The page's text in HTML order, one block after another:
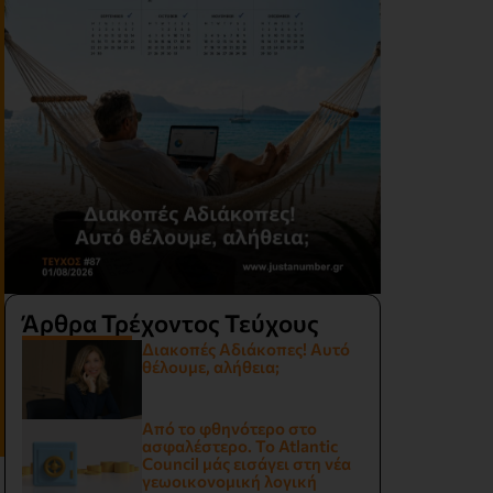
Άρθρα Τρέχοντος Τεύχους
Διακοπές Αδιάκοπες! Αυτό
θέλουμε, αλήθεια;
Από το φθηνότερο στο
ασφαλέστερο. Το Atlantic
Council μάς εισάγει στη νέα
γεωοικονομική λογική